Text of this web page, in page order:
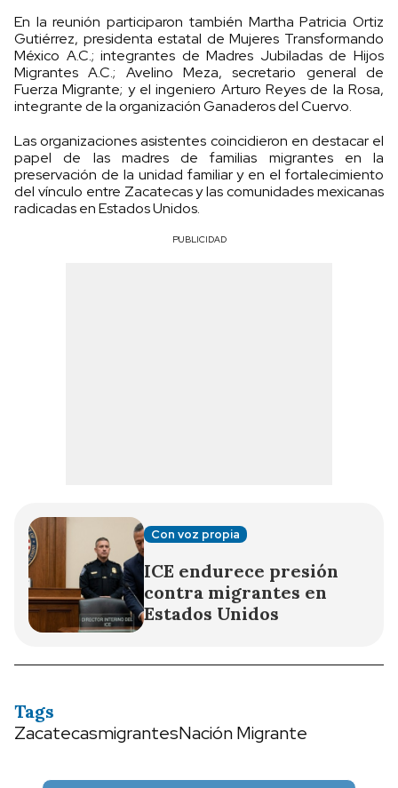
En la reunión participaron también Martha Patricia Ortiz
Gutiérrez, presidenta estatal de Mujeres Transformando
México A.C.; integrantes de Madres Jubiladas de Hijos
Migrantes A.C.; Avelino Meza, secretario general de
Fuerza Migrante; y el ingeniero Arturo Reyes de la Rosa,
integrante de la organización Ganaderos del Cuervo.
Las organizaciones asistentes coincidieron en destacar el
papel de las madres de familias migrantes en la
preservación de la unidad familiar y en el fortalecimiento
del vínculo entre Zacatecas y las comunidades mexicanas
radicadas en Estados Unidos.
PUBLICIDAD
Con voz propia
ICE endurece presión
contra migrantes en
Estados Unidos
Tags
ZacatecasmigrantesNación Migrante